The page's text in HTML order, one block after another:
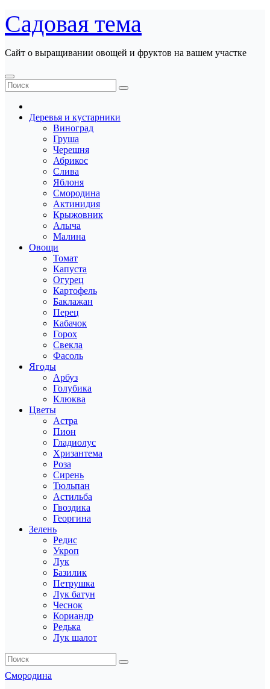
Перейти
к
содержанию
Садовая тема
Сайт о выращивании овощей и фруктов на вашем участке
Деревья и кустарники
Виноград
Груша
Черешня
Абрикос
Слива
Яблоня
Смородина
Актинидия
Крыжовник
Алыча
Малина
Овощи
Томат
Капуста
Огурец
Картофель
Баклажан
Перец
Кабачок
Горох
Свекла
Фасоль
Ягоды
Арбуз
Голубика
Клюква
Цветы
Астра
Пион
Гладиолус
Хризантема
Роза
Сирень
Тюльпан
Астильба
Гвоздика
Георгина
Зелень
Редис
Укроп
Лук
Базилик
Петрушка
Лук батун
Чеснок
Кориандр
Редька
Лук шалот
Смородина